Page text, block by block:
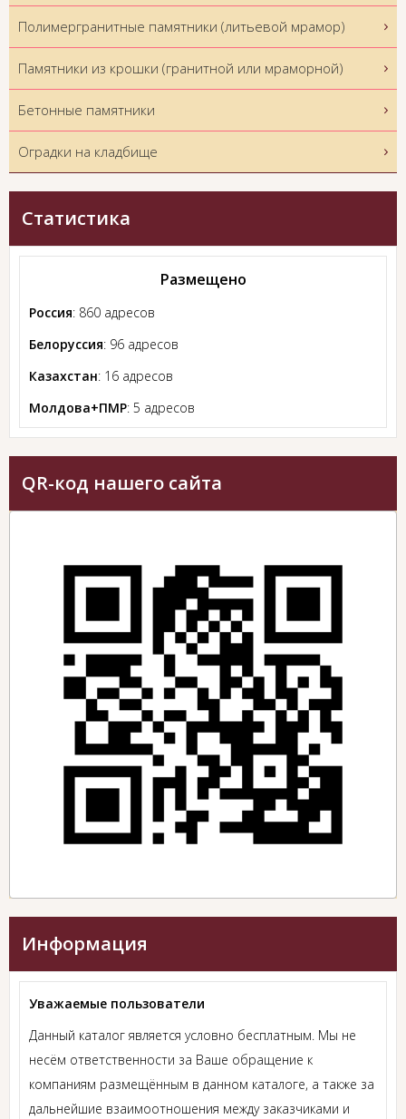
Полимергранитные памятники (литьевой мрамор)
Памятники из крошки (гранитной или мраморной)
Бетонные памятники
Оградки на кладбище
Статистика
Размещено
Россия: 860 адресов
Белоруссия: 96 адресов
Казахстан: 16 адресов
Молдова+ПМР: 5 адресов
QR-код нашего сайта
Информация
Уважаемые пользователи
Данный каталог является условно бесплатным. Мы не
несём ответственности за Ваше обращение к
компаниям размещённым в данном каталоге, а также за
дальнейшие взаимоотношения между заказчиками и